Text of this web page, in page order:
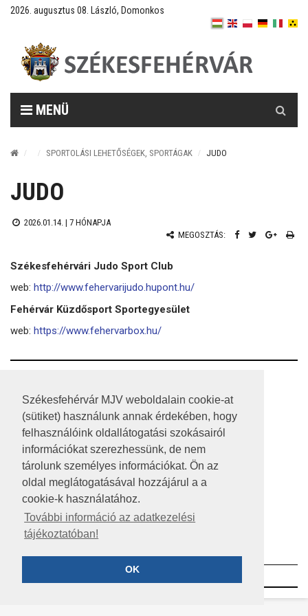
Székesfehérvár MJV weboldalain cookie-at
(sütiket) használunk annak érdekében, hogy
felhasználóink oldallátogatási szokásairól
információkat szerezhessünk, de nem
tárolunk személyes információkat. Ön az
oldal meglátogatásával hozzájárul a a
cookie-k használatához.
További információ az adatkezelési
tájékoztatóban!
OK
2026. augusztus 08. László, Domonkos
MENÜ
SPORTOLÁSI LEHETŐSÉGEK, SPORTÁGAK JUDO
JUDO
2026.01.14. | 7 HÓNAPJA
MEGOSZTÁS:
Székesfehérvári Judo Sport Club
web: http://www.fehervarijudo.hupont.hu/
Fehérvár Küzdősport Sportegyesület
web: https://www.fehervarbox.hu/
A HONLAP 2017.03.31-I ÁLLAPOTA
JOGI NYILATKOZAT
IMPRESSZUM
MÉDIAAJÁNLAT
KÖZÉRDEKŰ ADATOK
©2023 SZÉKESFEHÉRVÁR MEGYEI JOGÚ VÁROS